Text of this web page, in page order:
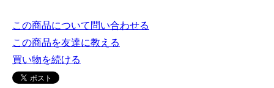
この商品について問い合わせる
この商品を友達に教える
買い物を続ける